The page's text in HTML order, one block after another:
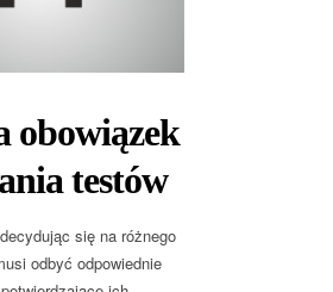
obowiązek
testów
się na różnego
odbyć odpowiednie